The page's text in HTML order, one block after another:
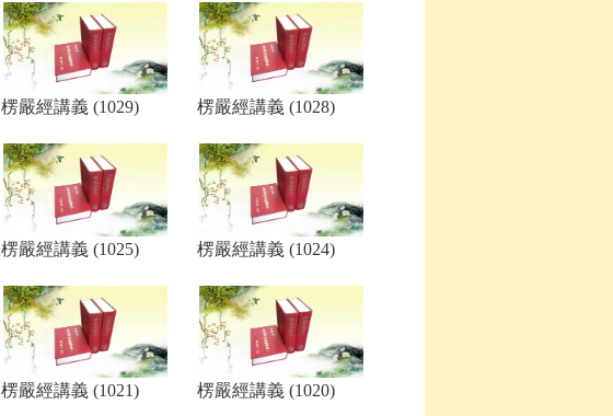
楞嚴經講義 (1029) 楞嚴經講義 (1028)
楞嚴經講義 (1025) 楞嚴經講義 (1024)
楞嚴經講義 (1021) 楞嚴經講義 (1020)